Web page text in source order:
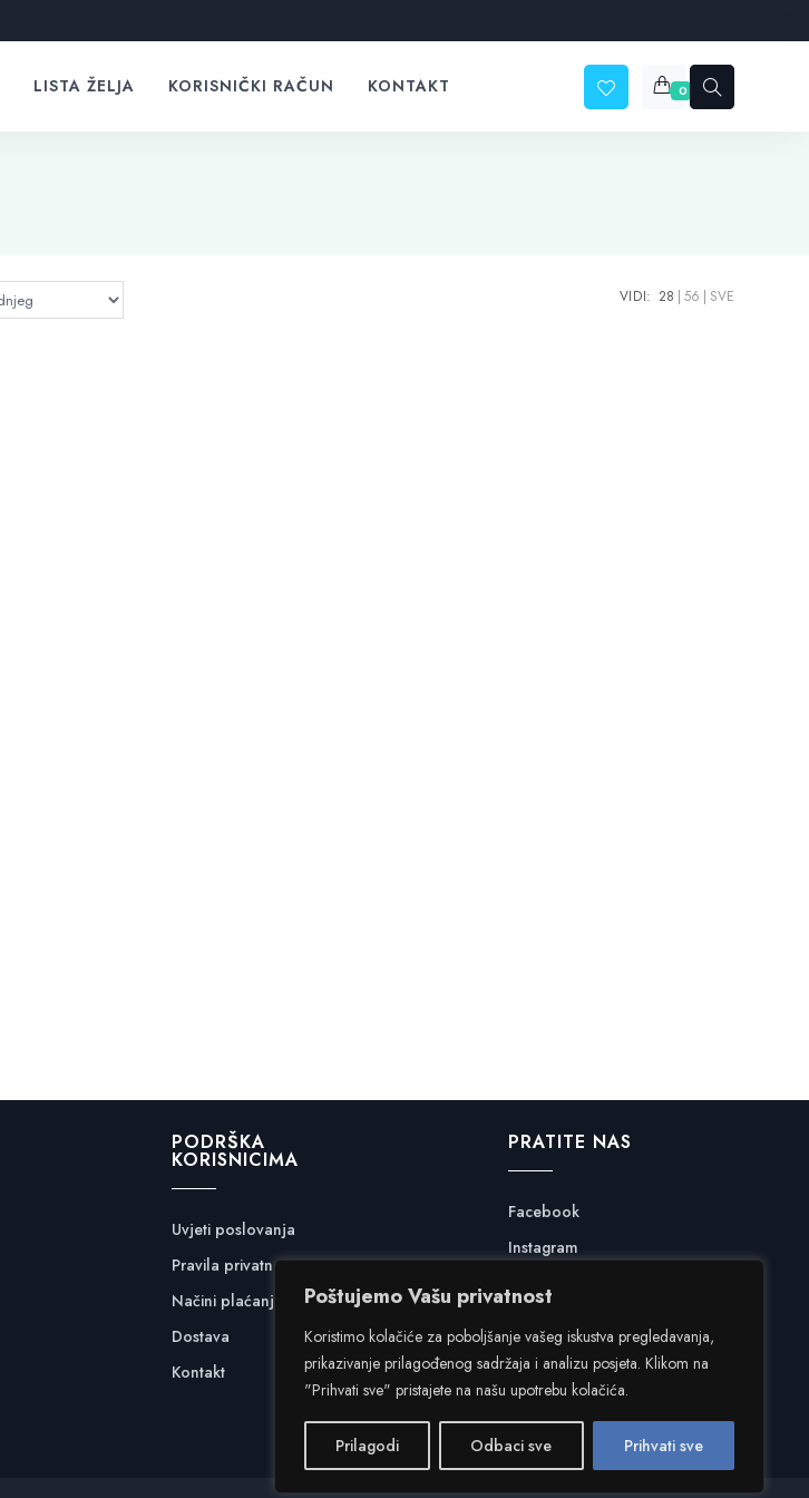
Poštujemo Vašu privatnost
Koristimo kolačiće za poboljšanje vašeg iskustva pregledavanja,
prikazivanje prilagođenog sadržaja i analizu posjeta. Klikom na
"Prihvati sve" pristajete na našu upotrebu kolačića.
Prilagodi Odbaci sve Prihvati sve
LISTA ŽELJA KORISNIČKI RAČUN KONTAKT 0
VIDI: 28 56 SVE
PODRŠKA
KORISNICIMA
Uvjeti poslovanja
Pravila privatnosti
Načini plaćanja
Dostava
Kontakt
PRATITE NAS
Facebook
Instagram